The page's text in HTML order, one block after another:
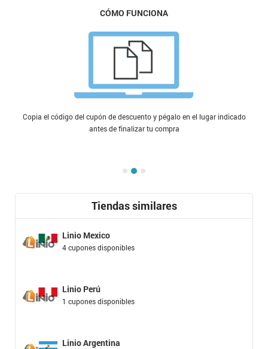
CÓMO FUNCIONA
Copia el código del cupón de descuento y pégalo en el lugar indicado
antes de finalizar tu compra
Tiendas similares
Linio Mexico
4 cupones disponibles
Linio Perú
1 cupones disponibles
Linio Argentina